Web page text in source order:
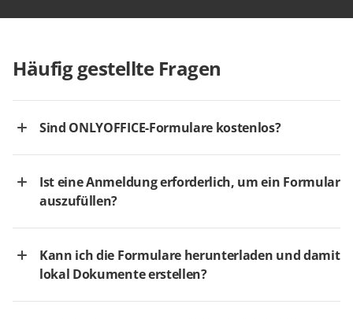
Häufig gestellte Fragen
Sind ONLYOFFICE-Formulare kostenlos?
Ist eine Anmeldung erforderlich, um ein Formular
auszufüllen?
Kann ich die Formulare herunterladen und damit
lokal Dokumente erstellen?